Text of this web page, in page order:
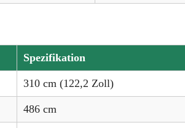
Spezifikation
310 cm (122,2 Zoll)
486 cm